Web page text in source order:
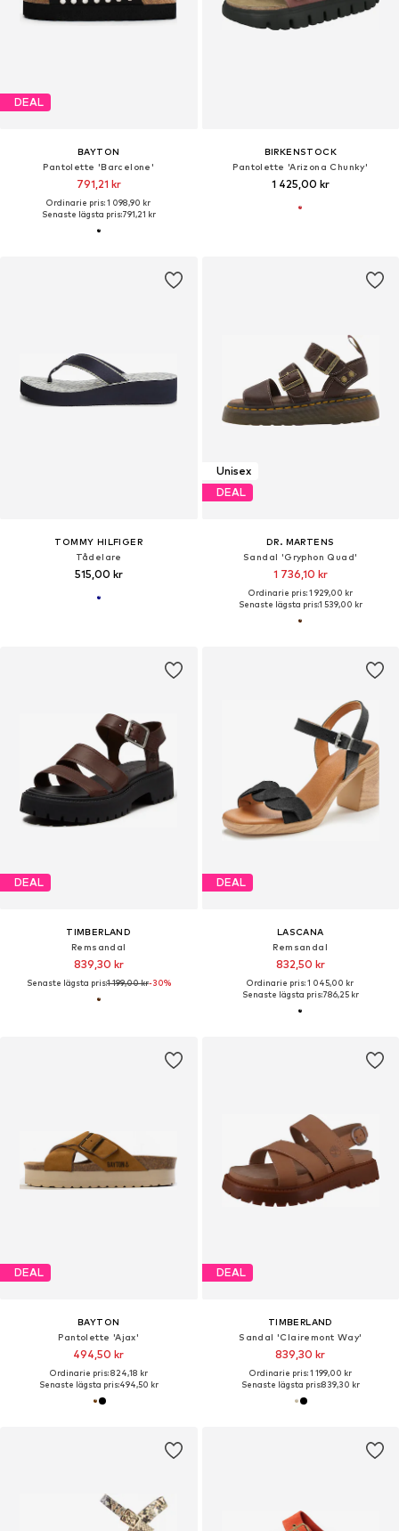
DEAL
BAYTON
Pantolette 'Barcelone'
791,21 kr
Ordinarie pris: 1 098,90 kr
Senaste lägsta pris:791,21 kr
BIRKENSTOCK
Pantolette 'Arizona Chunky'
1 425,00 kr
TOMMY HILFIGER
Tådelare
515,00 kr
Unisex
DEAL
DR. MARTENS
Sandal 'Gryphon Quad'
1 736,10 kr
Ordinarie pris: 1 929,00 kr
Senaste lägsta pris:1 539,00 kr
DEAL
TIMBERLAND
Remsandal
839,30 kr
Senaste lägsta pris:1 199,00 kr-30%
DEAL
LASCANA
Remsandal
832,50 kr
Ordinarie pris: 1 045,00 kr
Senaste lägsta pris:786,25 kr
DEAL
BAYTON
Pantolette 'Ajax'
494,50 kr
Ordinarie pris: 824,18 kr
Senaste lägsta pris:494,50 kr
DEAL
TIMBERLAND
Sandal 'Clairemont Way'
839,30 kr
Ordinarie pris: 1 199,00 kr
Senaste lägsta pris:839,30 kr